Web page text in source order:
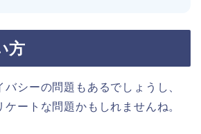
方
シーの問題もあるでしょうし、
ケートな問題かもしれませんね。